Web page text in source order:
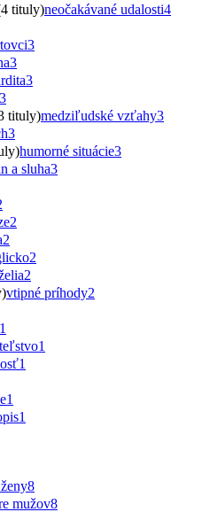
tituly)neočakávané udalosti4
3
3
3
3
tituly)medziľudské vzťahy3
3
humorné situácie3
a sluha3
2
2
2
2
vtipné príhody2
1
1
1
1
1
8
mužov8